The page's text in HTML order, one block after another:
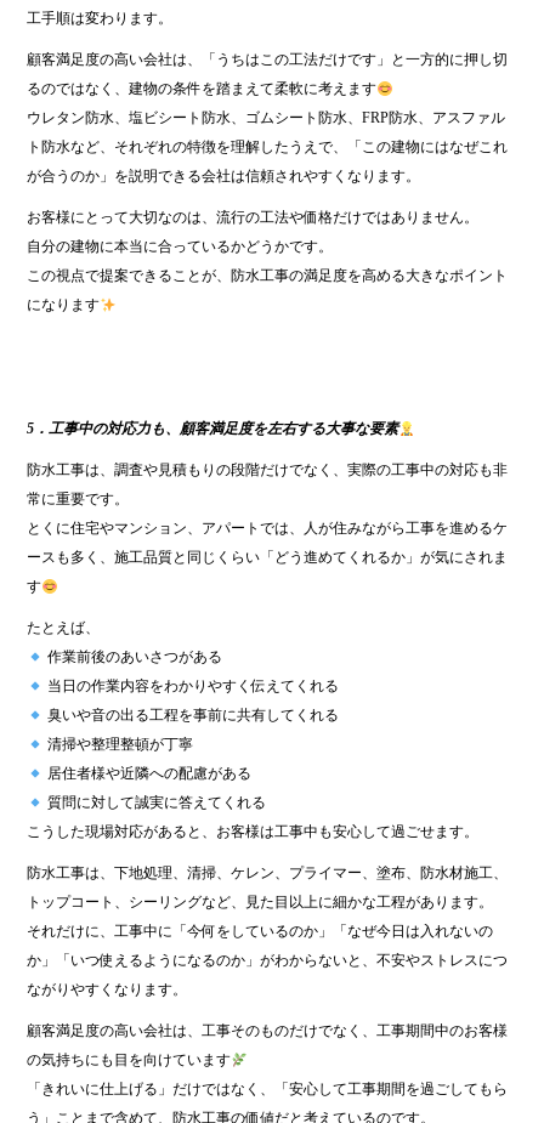
工手順は変わります。
顧客満足度の高い会社は、「うちはこの工法だけです」と一方的に押し切
るのではなく、建物の条件を踏まえて柔軟に考えます
ウレタン防水、塩ビシート防水、ゴムシート防水、FRP防水、アスファル
ト防水など、それぞれの特徴を理解したうえで、「この建物にはなぜこれ
が合うのか」を説明できる会社は信頼されやすくなります。
お客様にとって大切なのは、流行の工法や価格だけではありません。
自分の建物に本当に合っているかどうかです。
この視点で提案できることが、防水工事の満足度を高める大きなポイント
になります
5．工事中の対応力も、顧客満足度を左右する大事な要素
防水工事は、調査や見積もりの段階だけでなく、実際の工事中の対応も非
常に重要です。
とくに住宅やマンション、アパートでは、人が住みながら工事を進めるケ
ースも多く、施工品質と同じくらい「どう進めてくれるか」が気にされま
す
たとえば、
作業前後のあいさつがある
当日の作業内容をわかりやすく伝えてくれる
臭いや音の出る工程を事前に共有してくれる
清掃や整理整頓が丁寧
居住者様や近隣への配慮がある
質問に対して誠実に答えてくれる
こうした現場対応があると、お客様は工事中も安心して過ごせます。
防水工事は、下地処理、清掃、ケレン、プライマー、塗布、防水材施工、
トップコート、シーリングなど、見た目以上に細かな工程があります。
それだけに、工事中に「今何をしているのか」「なぜ今日は入れないの
か」「いつ使えるようになるのか」がわからないと、不安やストレスにつ
ながりやすくなります。
顧客満足度の高い会社は、工事そのものだけでなく、工事期間中のお客様
の気持ちにも目を向けています
「きれいに仕上げる」だけではなく、「安心して工事期間を過ごしてもら
う」ことまで含めて、防水工事の価値だと考えているのです。